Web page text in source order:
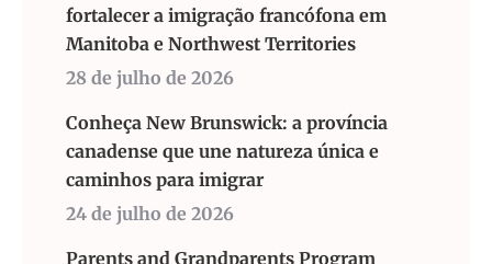
fortalecer a imigração francófona em
Manitoba e Northwest Territories
28 de julho de 2026
Conheça New Brunswick: a província
canadense que une natureza única e
caminhos para imigrar
24 de julho de 2026
Parents and Grandparents Program